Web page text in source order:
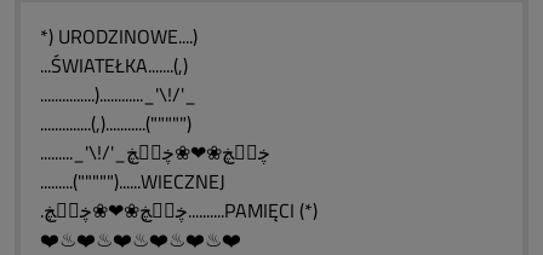
*) URODZINOWE....)
...ŚWIATEŁKA.......(,)
...............)............_'\!/'_
..............(,)...........(""""")
........._'\!/'_ڿڰۣڿ❀❤❀ڿڰۣڿ
.........(""""")......WIECZNEJ
.ڿڰۣڿ❀❤❀ڿڰۣڿ..........PAMIĘCI (*)
❤️♨❤️♨❤️♨❤️♨❤️♨❤️